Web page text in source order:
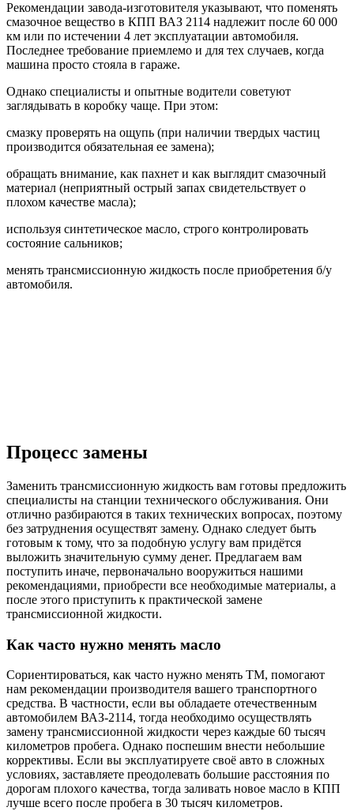
Рекомендации завода-изготовителя указывают, что поменять
смазочное вещество в КПП ВАЗ 2114 надлежит после 60 000
км или по истечении 4 лет эксплуатации автомобиля.
Последнее требование приемлемо и для тех случаев, когда
машина просто стояла в гараже.
Однако специалисты и опытные водители советуют
заглядывать в коробку чаще. При этом:
смазку проверять на ощупь (при наличии твердых частиц
производится обязательная ее замена);
обращать внимание, как пахнет и как выглядит смазочный
материал (неприятный острый запах свидетельствует о
плохом качестве масла);
используя синтетическое масло, строго контролировать
состояние сальников;
менять трансмиссионную жидкость после приобретения б/у
автомобиля.
Процесс замены
Заменить трансмиссионную жидкость вам готовы предложить
специалисты на станции технического обслуживания. Они
отлично разбираются в таких технических вопросах, поэтому
без затруднения осуществят замену. Однако следует быть
готовым к тому, что за подобную услугу вам придётся
выложить значительную сумму денег. Предлагаем вам
поступить иначе, первоначально вооружиться нашими
рекомендациями, приобрести все необходимые материалы, а
после этого приступить к практической замене
трансмиссионной жидкости.
Как часто нужно менять масло
Сориентироваться, как часто нужно менять ТМ, помогают
нам рекомендации производителя вашего транспортного
средства. В частности, если вы обладаете отечественным
автомобилем ВАЗ-2114, тогда необходимо осуществлять
замену трансмиссионной жидкости через каждые 60 тысяч
километров пробега. Однако поспешим внести небольшие
коррективы. Если вы эксплуатируете своё авто в сложных
условиях, заставляете преодолевать большие расстояния по
дорогам плохого качества, тогда заливать новое масло в КПП
лучше всего после пробега в 30 тысяч километров.